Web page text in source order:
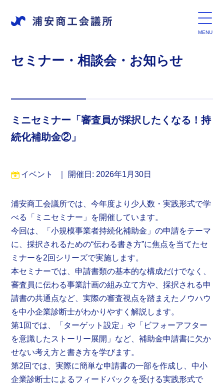
セミナー・相談会・お知らせ
ミニセミナー「審査員が採択したくなる！持
続化補助金②」
イベント 開催日: 2026年1月30日
浦安商工会議所では、今年度より少人数・実践形式で学
べる「ミニセミナー」を開催しています。
今回は、「小規模事業者持続化補助金」の申請をテーマ
に、採択されるための“伝わる書き方”に焦点を当てたセ
ミナーを2回シリーズで実施します。
本セミナーでは、申請書類の基本的な構成だけでなく、
審査員に伝わる事業計画の組み立て方や、採択される申
請書の共通点など、実際の審査視点を踏まえたノウハウ
を中小企業診断士がわかりやすく解説します。
第1回では、「ターゲット設定」や「ビフォーアフター
を意識したストーリー展開」など、補助金申請書に欠か
せない考え方と書き方を学びます。
第2回では、実際に簡単な申請書の一部を作成し、中小
企業診断士によるフィードバックを受ける実践形式で